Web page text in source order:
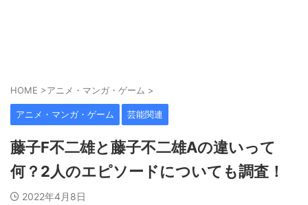
HOME >アニメ・マンガ・ゲーム >
アニメ・マンガ・ゲーム 芸能関連
藤子F不二雄と藤子不二雄Aの違いって
何？2人のエピソードについても調査！
2022年4月8日